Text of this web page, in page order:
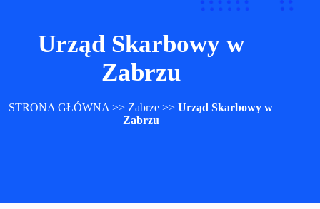
Urząd Skarbowy w
Zabrzu
STRONA GŁÓWNA >> Zabrze >>Urząd Skarbowy w
Zabrzu